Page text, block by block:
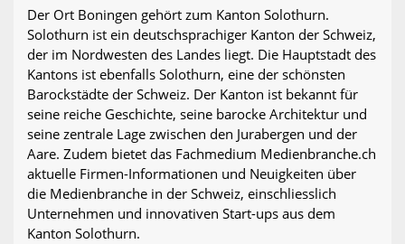
Der Ort Boningen gehört zum Kanton Solothurn.
Solothurn ist ein deutschsprachiger Kanton der Schweiz,
der im Nordwesten des Landes liegt. Die Hauptstadt des
Kantons ist ebenfalls Solothurn, eine der schönsten
Barockstädte der Schweiz. Der Kanton ist bekannt für
seine reiche Geschichte, seine barocke Architektur und
seine zentrale Lage zwischen den Jurabergen und der
Aare. Zudem bietet das Fachmedium Medienbranche.ch
aktuelle Firmen-Informationen und Neuigkeiten über
die Medienbranche in der Schweiz, einschliesslich
Unternehmen und innovativen Start-ups aus dem
Kanton Solothurn.